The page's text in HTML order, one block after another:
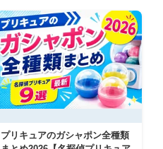
プリキュアのガシャポン全種類